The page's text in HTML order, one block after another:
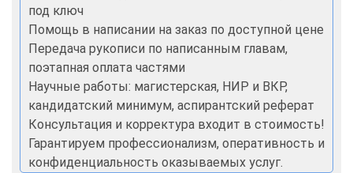
под ключ
Помощь в написании на заказ по доступной цене
Передача рукописи по написанным главам,
поэтапная оплата частями
Научные работы: магистерская, НИР и ВКР,
кандидатский минимум, аспирантский реферат
Консультация и корректура входит в стоимость!
Гарантируем профессионализм, оперативность и
конфиденциальность оказываемых услуг.